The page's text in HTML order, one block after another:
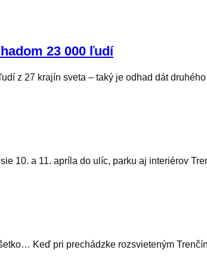
23 000 ľudí
z 27 krajín sveta – taký je odhad dát
10. a 11. apríla do ulíc, parku aj interiérov
Keď pri prechádzke rozsvieteným